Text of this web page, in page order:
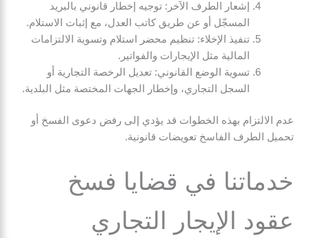
إشعار الطرف الآخر: توجيه إخطار قانوني بالبريد
المسجّل أو عن طريق كاتب العدل، مع إثبات الاستلام.
تنفيذ الإخلاء: تنظيم محضر استلام وتسوية الالتزامات
المالية مثل الإيجارات والفواتير.
تسوية الوضع القانوني: تعديل الرخصة التجارية أو
السجل التجاري، وإخطار الجهات المختصة مثل البلدية.
عدم الالتزام بهذه الخطوات قد يؤدي إلى رفض دعوى الفسخ أو
تحميل الطرف الفاسخ تعويضات قانونية.
خدماتنا في قضايا فسخ
عقود الإيجار التجاري